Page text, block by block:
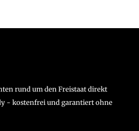
rund um den Freistaat direkt
- kostenfrei und garantiert ohne